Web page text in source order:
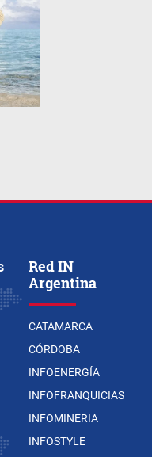
Red IN
Argentina
CATAMARCA
CÓRDOBA
INFOENERGÍA
INFOFRANQUICIAS
INFOMINERIA
INFOSTYLE